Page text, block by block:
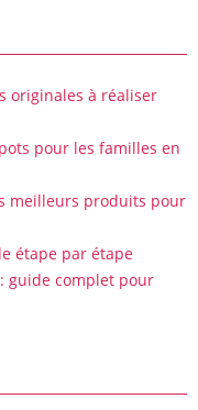
originales à réaliser
pour les familles en
meilleurs produits pour
étape par étape
guide complet pour